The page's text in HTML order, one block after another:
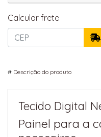
Calcular frete
# Descrição do produto
Tecido Digital
Painel para a